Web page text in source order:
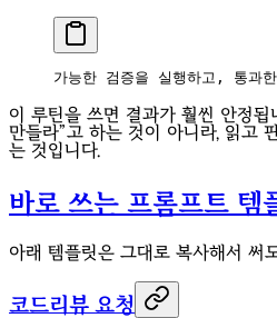
가능한 검증을 실행하고, 통과
이 루틴을 쓰면 결과가 훨씬 안정됩
만들라”고 하는 것이 아니라, 읽고
는 것입니다.
바로 쓰는 프롬프트 템
아래 템플릿은 그대로 복사해서 써
코드리뷰 요청